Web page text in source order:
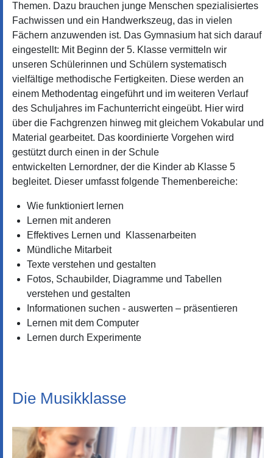
Themen. Dazu brauchen junge Menschen spezialisiertes
Fachwissen und ein Handwerkszeug, das in vielen
Fächern anzuwenden ist. Das Gymnasium hat sich darauf
eingestellt: Mit Beginn der 5. Klasse vermitteln wir
unseren Schülerinnen und Schülern systematisch
vielfältige methodische Fertigkeiten. Diese werden an
einem Methodentag eingeführt und im weiteren Verlauf
des Schuljahres im Fachunterricht eingeübt. Hier wird
über die Fachgrenzen hinweg mit gleichem Vokabular und
Material gearbeitet. Das koordinierte Vorgehen wird
gestützt durch einen in der Schule
entwickelten Lernordner, der die Kinder ab Klasse 5
begleitet. Dieser umfasst folgende Themenbereiche:
Wie funktioniert lernen
Lernen mit anderen
Effektives Lernen und Klassenarbeiten
Mündliche Mitarbeit
Texte verstehen und gestalten
Fotos, Schaubilder, Diagramme und Tabellen
verstehen und gestalten
Informationen suchen - auswerten – präsentieren
Lernen mit dem Computer
Lernen durch Experimente
Die Musikklasse